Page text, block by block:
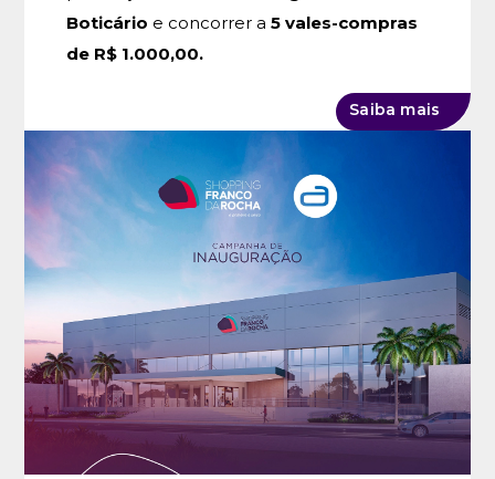
Boticário e concorrer a 5 vales-compras
de R$ 1.000,00.
Saiba mais